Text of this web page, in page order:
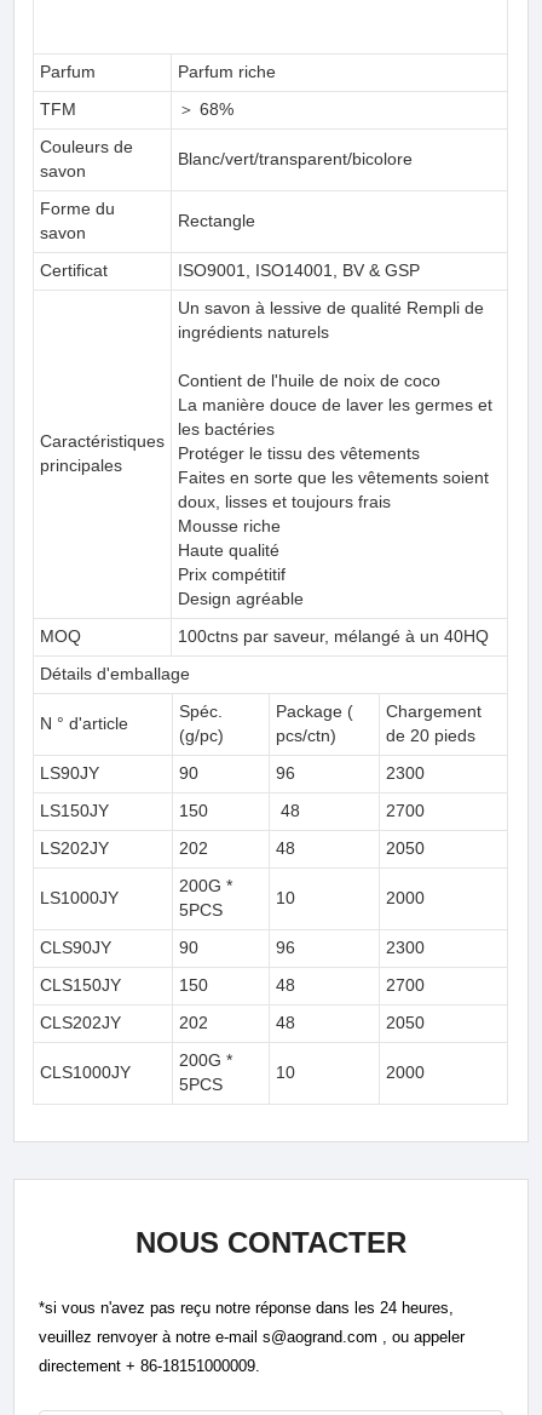
Parfum Parfum riche
TFM ＞ 68%
Couleurs de
savon
Blanc/vert/transparent/bicolore
Forme du
savon
Rectangle
Certificat ISO9001, ISO14001, BV & GSP
Caractéristiques
principales
Un savon à lessive de qualité Rempli de
ingrédients naturels
Contient de l'huile de noix de coco
La manière douce de laver les germes et
les bactéries
Protéger le tissu des vêtements
Faites en sorte que les vêtements soient
doux, lisses et toujours frais
Mousse riche
Haute qualité
Prix compétitif
Design agréable
MOQ 100ctns par saveur, mélangé à un 40HQ
Détails d'emballage
N ° d'article
Spéc.
(g/pc)
Package (
pcs/ctn)
Chargement
de 20 pieds
LS90JY 90 96 2300
LS150JY 150 48 2700
LS202JY 202 48 2050
LS1000JY
200G *
5PCS
10 2000
CLS90JY 90 96 2300
CLS150JY 150 48 2700
CLS202JY 202 48 2050
CLS1000JY
200G *
5PCS
10 2000
NOUS CONTACTER
*si vous n'avez pas reçu notre réponse dans les 24 heures,
veuillez renvoyer à notre e-mail s@aogrand.com , ou appeler
directement + 86-18151000009.